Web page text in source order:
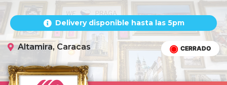
Delivery disponible hasta las 5pm
Altamira, Caracas CERRADO